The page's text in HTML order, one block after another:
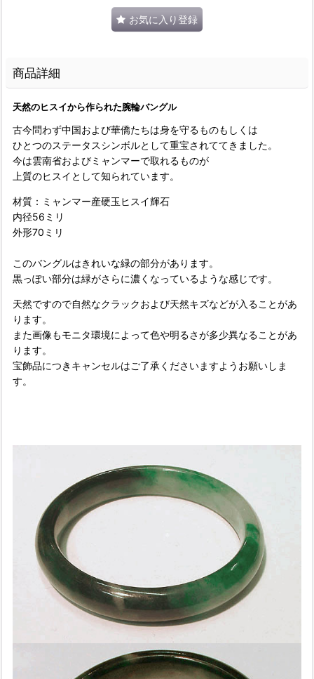
お気に入り登録
商品詳細
天然のヒスイから作られた腕輪バングル
古今問わず中国および華僑たちは身を守るものもしくは
ひとつのステータスシンボルとして重宝されててきました。
今は雲南省およびミャンマーで取れるものが
上質のヒスイとして知られています。
材質：ミャンマー産硬玉ヒスイ輝石
内径56ミリ
外形70ミリ
このバングルはきれいな緑の部分があります。
黒っぽい部分は緑がさらに濃くなっているような感じです。
天然ですので自然なクラックおよび天然キズなどが入ることがあ
ります。
また画像もモニタ環境によって色や明るさが多少異なることがあ
ります。
宝飾品につきキャンセルはご了承くださいますようお願いしま
す。